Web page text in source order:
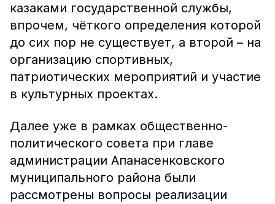
казаками государственной службы,
впрочем, чёткого определения которой
до сих пор не существует, а второй – на
организацию спортивных,
патриотических мероприятий и участие
в культурных проектах.
Далее уже в рамках общественно-
политического совета при главе
администрации Апанасенковского
муниципального района были
рассмотрены вопросы реализации